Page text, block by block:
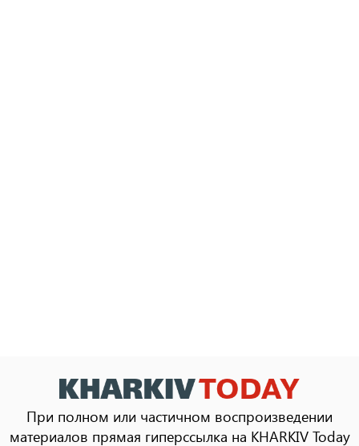
При полном или частичном воспроизведении
материалов прямая гиперссылка на KHARKIV Today